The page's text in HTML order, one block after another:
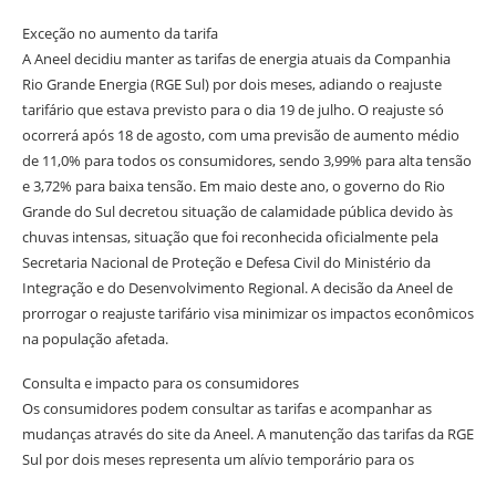
Exceção no aumento da tarifa
A Aneel decidiu manter as tarifas de energia atuais da Companhia
Rio Grande Energia (RGE Sul) por dois meses, adiando o reajuste
tarifário que estava previsto para o dia 19 de julho. O reajuste só
ocorrerá após 18 de agosto, com uma previsão de aumento médio
de 11,0% para todos os consumidores, sendo 3,99% para alta tensão
e 3,72% para baixa tensão. Em maio deste ano, o governo do Rio
Grande do Sul decretou situação de calamidade pública devido às
chuvas intensas, situação que foi reconhecida oficialmente pela
Secretaria Nacional de Proteção e Defesa Civil do Ministério da
Integração e do Desenvolvimento Regional. A decisão da Aneel de
prorrogar o reajuste tarifário visa minimizar os impactos econômicos
na população afetada.
Consulta e impacto para os consumidores
Os consumidores podem consultar as tarifas e acompanhar as
mudanças através do site da Aneel. A manutenção das tarifas da RGE
Sul por dois meses representa um alívio temporário para os